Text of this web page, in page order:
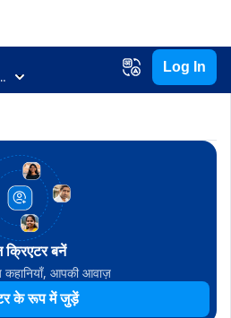
Uttar Pradesh
Log In
क्रिएटर बनें
कहानियाँ, आपकी आवाज़
के रूप में जुड़ें